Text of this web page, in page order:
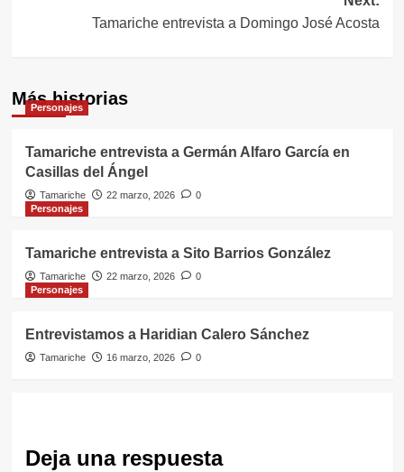
Tamariche entrevista a Domingo José Acosta
Más historias
Personajes
Tamariche entrevista a Germán Alfaro García en
Casillas del Ángel
Tamariche 22 marzo, 2026
0
Personajes
Tamariche entrevista a Sito Barrios González
Tamariche 22 marzo, 2026
0
Personajes
Entrevistamos a Haridian Calero Sánchez
Tamariche 16 marzo, 2026 0
Deja una respuesta